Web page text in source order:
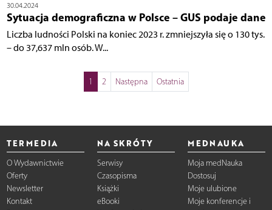
30.04.2024
Sytuacja demograficzna w Polsce – GUS podaje dane
Liczba ludności Polski na koniec 2023 r. zmniejszyła się o 130 tys.
– do 37,637 mln osób. W...
1 2 Następna Ostatnia
TERMEDIA
O Wydawnictwie
Oferty
Newsletter
Kontakt
NA SKRÓTY
Serwisy
Czasopisma
Książki
eBooki
MEDNAUKA
Moja medNauka
Dostosuj
Moje ulubione
Moje konferencje i